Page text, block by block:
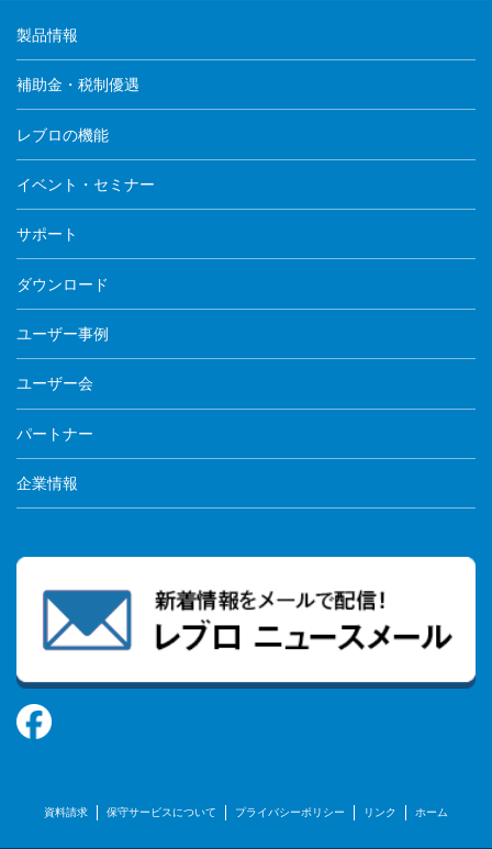
ー」-「ダブルフック（ロングタイプ）」1種を廃
番の為削除しました。
2022/2/21
2021/11/4
洗面化粧室10種、小型電気温水器56種、水栓金具
56種の計122種を追加しました。
タータイプ」18種、水栓金具にある「小型電気温
2021/8/18
洗面化粧室10種、各種施設用設備機器4種の計14
各種施設用設備機器にある「バリアフリー対応器
2021/7/15
トイレにある「住宅トイレ」-「シャワートイレ
2021/5/28
トイレにある「住宅トイレ」-「シャワートイレ
一体形便器」3種のプロパティ｢消耗品・備品情
報｣を最新の内容に変更しました。
2021/5/14
トイレ12種、洗面化粧室17種、各種施設用設備機
製品情報
補助金・税制優遇
レブロの機能
イベント・セミナー
サポート
ダウンロード
ユーザー事例
ユーザー会
パートナー
企業情報
資料請求 保守サービスについて プライバシーポリシー リンク ホーム